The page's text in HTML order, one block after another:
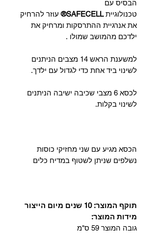
הבסיס עם
טכנולוגייתSAFECELL®
עוזר להרחיק
את אנרגיית ההתרסקות ומרחיק את
ילדכם מהמושב שמולו .
למשענת הראש 14 מצבים הניתנים
לשינוי ביד אחת כדי לגדול עם ילדך.
לכסא 6 מצבי שכיבה ישיבה הניתנים
לשינוי בקלות.
הכסא מגיע עם שני מחזיקי כוסות
נשלפים שניתן לשטוף במדיח כלים
תוקף המוצר: 10 שנים מיום הייצור
מידות המוצר:
גובה המוצר 59 ס"מ